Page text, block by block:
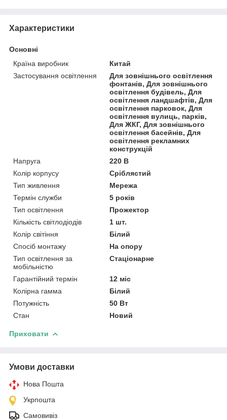
Характеристики
Основні
Країна виробник
Китай
Застосування освітлення
Для зовнішнього освітлення
фонтанів, Для зовнішнього
освітлення будівель, Для
освітлення ландшафтів, Для
освітлення парковок, Для
освітлення вулиць, парків,
Для ЖКГ, Для зовнішнього
освітлення басейнів, Для
освітлення рекламних
конструкцій
Напруга
220 В
Колір корпусу
Сріблястий
Тип живлення
Мережа
Термін служби
5 років
Тип освітлення
Прожектор
Кількість світлодіодів
1 шт.
Колір світіння
Білий
Спосіб монтажу
На опору
Тип освітлення за
мобільністю
Стаціонарне
Гарантійний термін
12 міс
Колірна гамма
Білий
Потужність
50 Вт
Стан
Новий
Приховати
Умови доставки
Нова Пошта
Укрпошта
Самовивіз